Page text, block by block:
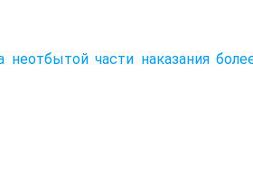
части наказания